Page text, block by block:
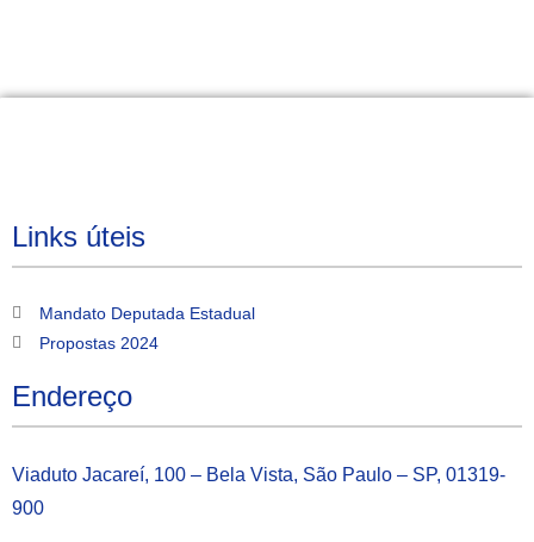
Links úteis
Mandato Deputada Estadual
Propostas 2024
Endereço
Viaduto Jacareí, 100 – Bela Vista, São Paulo – SP, 01319-
900